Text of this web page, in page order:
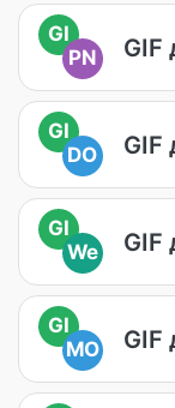
GI
PN
GIF
GI
DO
GIF
GI
We
GIF
GI
MO
GIF